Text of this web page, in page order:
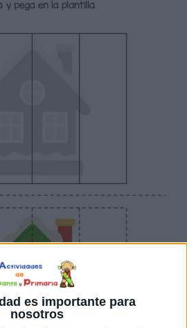
es importante para
nosotros